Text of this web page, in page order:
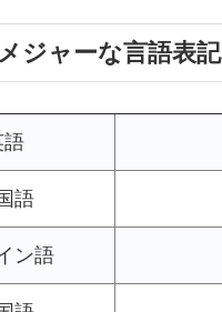
ジャーな言語表記
語
語
ン語